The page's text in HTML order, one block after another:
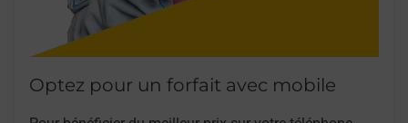
Optez pour un forfait avec mobile